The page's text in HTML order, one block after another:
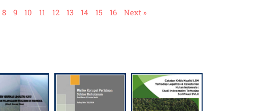
8 9 10 11 12 13 14 15 16 Next »